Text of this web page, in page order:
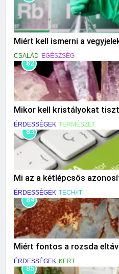
Miért kell ismerni a
CSALÁD EGÉSZSÉG
82
Mikor kell kristályokat
ÉRDESSÉGEK TERMÉSZET
83
Mi az a kétlépcsős
ÉRDESSÉGEK TECH/IT
84
Miért fontos a rozsda
ÉRDESSÉGEK KERT
85